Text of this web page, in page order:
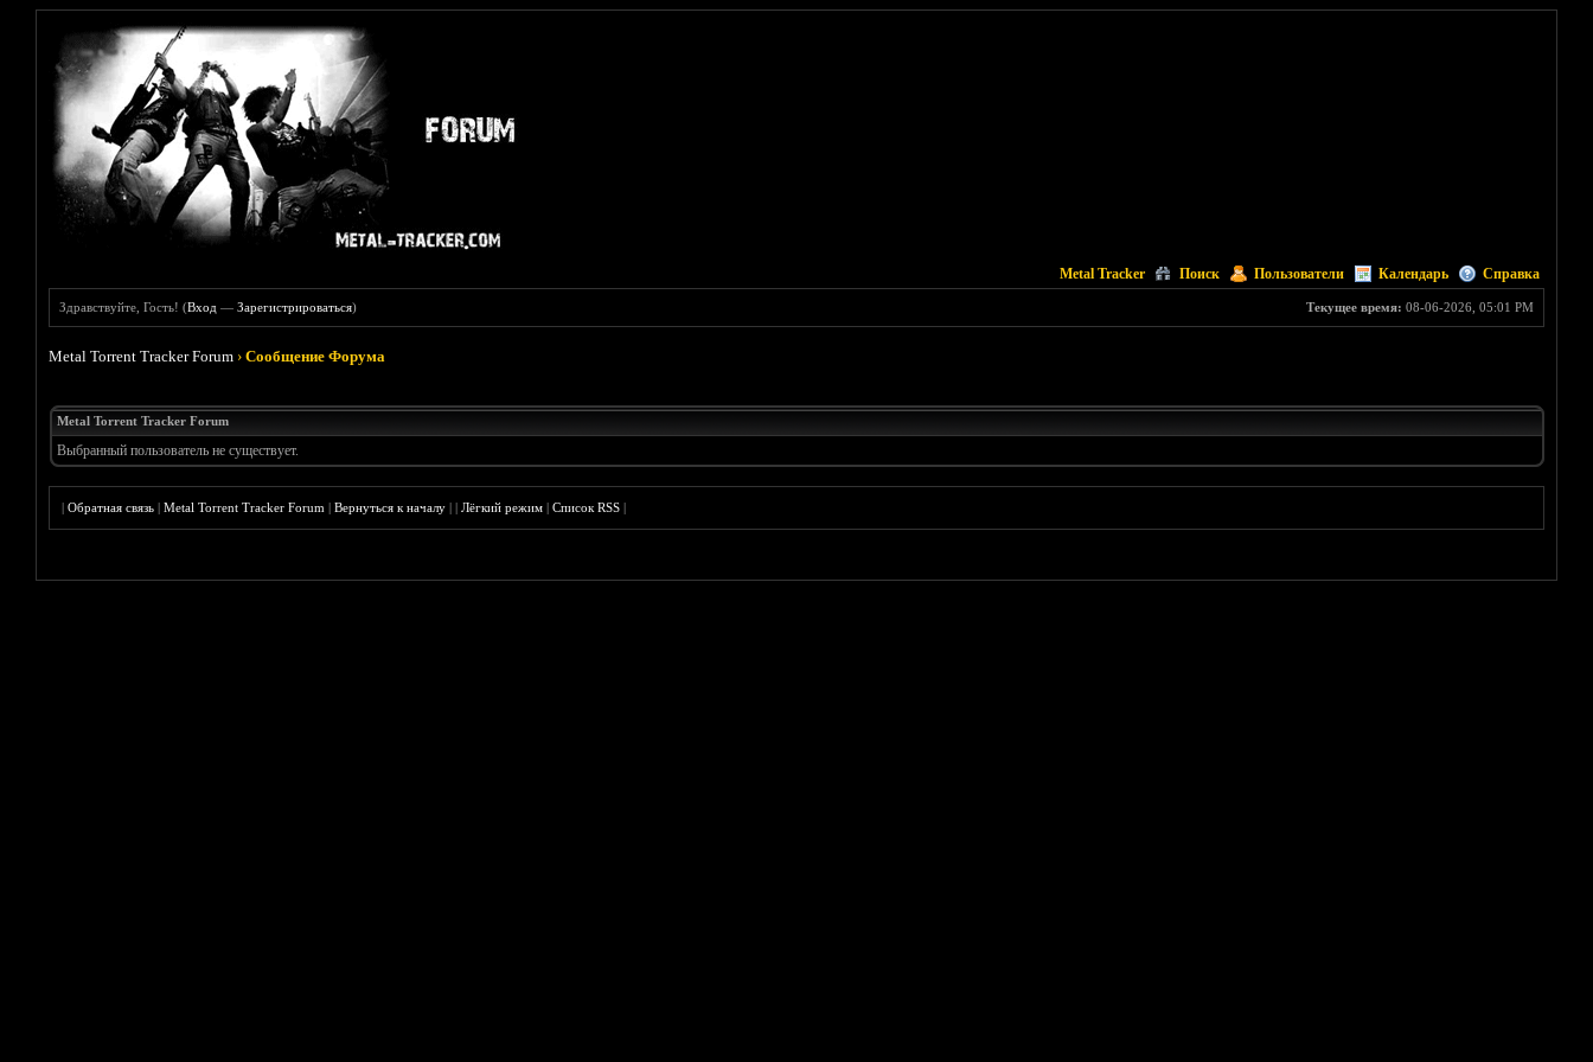
Metal Tracker Поиск Пользователи Календарь Справка
Текущее время: 08-06-2026, 05:01 PM
Здравствуйте, Гость! (Вход —Зарегистрироваться)
Metal Torrent Tracker Forum ›Сообщение Форума
Metal Torrent Tracker Forum
Выбранный пользователь не существует.
|Обратная связь |Metal Torrent Tracker Forum |Вернуться к началу ||Лёгкий режим |Список RSS |